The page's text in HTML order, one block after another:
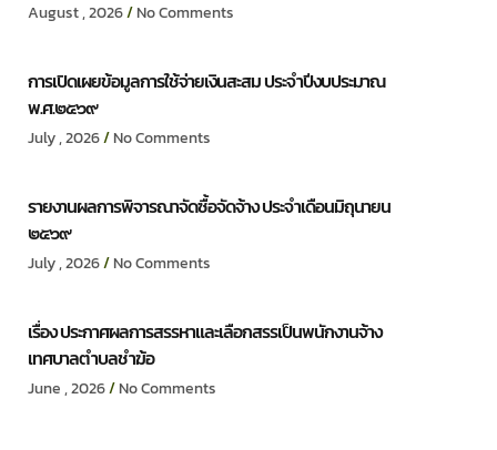
August , 2026 No Comments
การเปิดเผยข้อมูลการใช้จ่ายเงินสะสม ประจำปีงบประมาณ
พ.ศ.๒๕๖๙
July , 2026 No Comments
รายงานผลการพิจารณาจัดซื้อจัดจ้าง ประจำเดือนมิถุนายน
๒๕๖๙
July , 2026 No Comments
เรื่อง ประกาศผลการสรรหาและเลือกสรรเป็นพนักงานจ้าง
เทศบาลตำบลชำฆ้อ
June , 2026 No Comments